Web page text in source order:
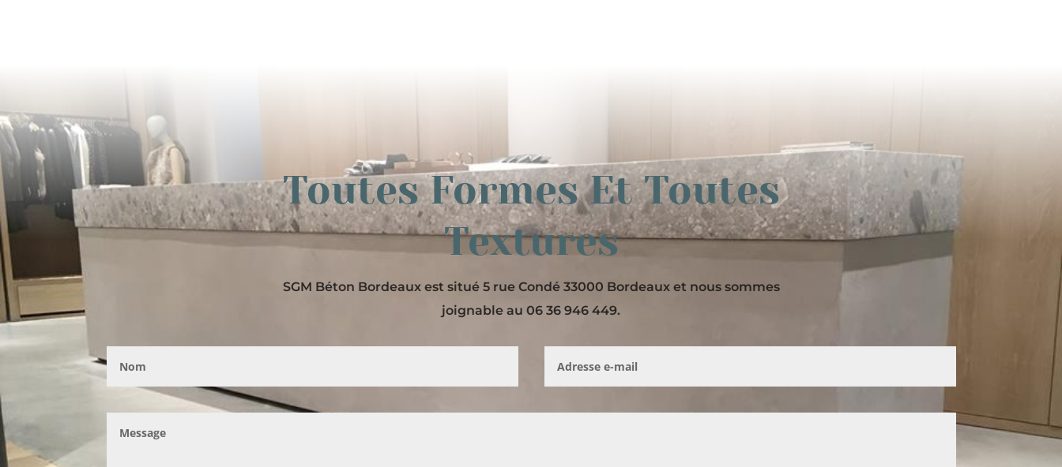
Toutes Formes Et Toutes
Textures
SGM Béton Bordeaux est situé 5 rue Condé 33000 Bordeaux et nous sommes
joignable au 06 36 946 449.